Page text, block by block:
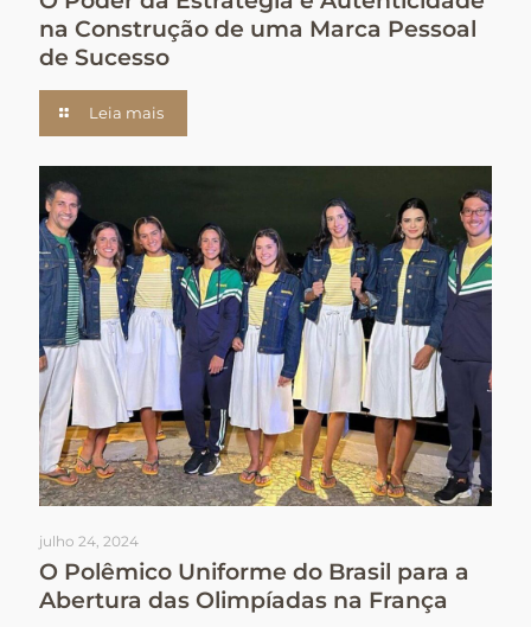
na Construção de uma Marca Pessoal
de Sucesso
Leia mais
julho 24, 2024
O Polêmico Uniforme do Brasil para a
Abertura das Olimpíadas na França